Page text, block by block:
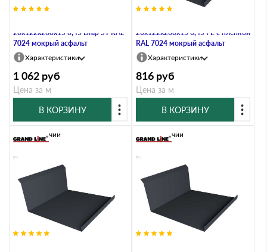
20х122х260х15 0,45 Drap ST RAL
7024 мокрый асфальт
Характеристики
1 062 руб
Цена за м
В КОРЗИНУ
20х122х260х15 0,45 PE с пленкой
RAL 7024 мокрый асфальт
Характеристики
816 руб
Цена за м
В КОРЗИНУ
В наличии В наличии